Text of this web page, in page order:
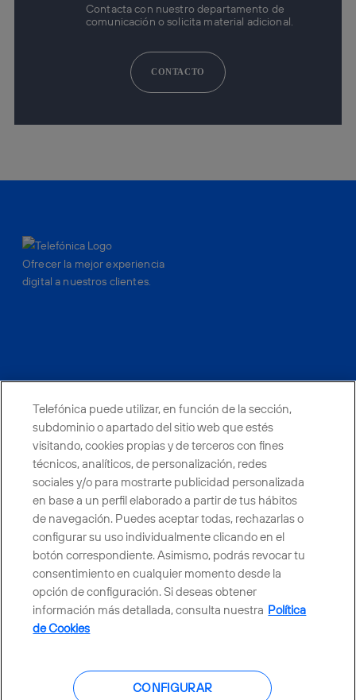
Contacta con nuestro departamento de
comunicación o solicita material adicional.
CONTACTO
Ofrecer la mejor experiencia
digital a nuestros clientes.
CONTACTO
Telefónica en redes sociales
Canal de Denuncias
Centro Global Transparencia
Política de cookies Aviso legal
Telefónica puede utilizar, en función de la sección,
subdominio o apartado del sitio web que estés
visitando, cookies propias y de terceros con fines
técnicos, analíticos, de personalización, redes
sociales y/o para mostrarte publicidad personalizada
en base a un perfil elaborado a partir de tus hábitos
de navegación. Puedes aceptar todas, rechazarlas o
configurar su uso individualmente clicando en el
botón correspondiente. Asimismo, podrás revocar tu
consentimiento en cualquier momento desde la
opción de configuración. Si deseas obtener
información más detallada, consulta nuestra Política
de Cookies
CONFIGURAR